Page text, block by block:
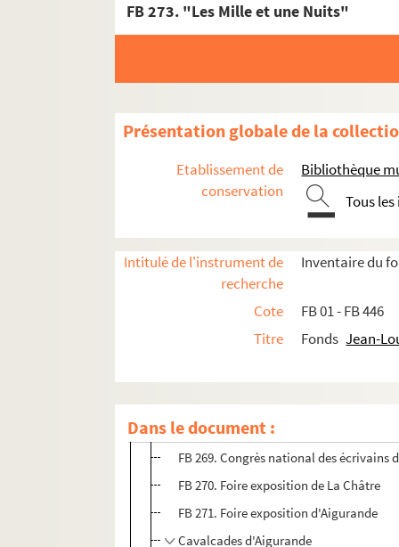
FB 273. "Les Mille et une Nuits"
Présentation globale de la
Etablissement de
conservation
Bibliothèque
Tous
Intitulé de l'instrument de
recherche
Inventaire du
Cote
FB 01 - FB 446
Titre
Fonds Jean-
Dans le document :
Œuvres graphiques
Projets audiovisuels
Représentations théâtrales - Groupe
Associations, fondations et comités
FB 268. Lycée George Sand de La
FB 269. Congrès national des écrivains
FB 270. Foire exposition de La Châtre
FB 271. Foire exposition d'Aigurande
Cavalcades d'Aigurande